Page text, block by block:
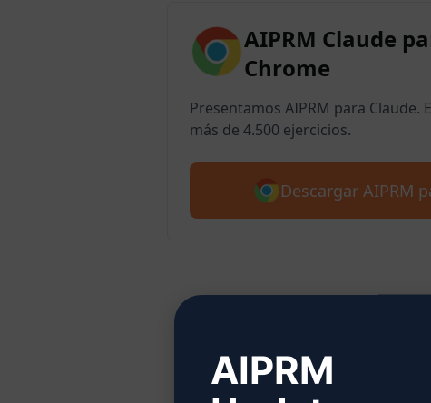
AIPRM Claude
Chrome
Presentamos AIPRM para Claude.
más de 4.500 ejercicios.
Descargar AIPRM
AIPRM